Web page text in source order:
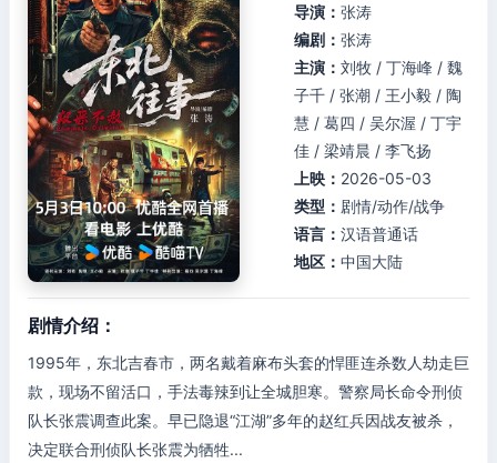
导演： 张涛
编剧： 张涛
主演： 刘牧 / 丁海峰 / 魏
子千 / 张潮 / 王小毅 / 陶
慧 / 葛四 / 吴尔渥 / 丁宇
佳 / 梁靖晨 / 李飞扬
上映： 2026-05-03
类型： 剧情/动作/战争
语言： 汉语普通话
地区： 中国大陆
剧情介绍：
1995年，东北吉春市，两名戴着麻布头套的悍匪连杀数人劫走巨
款，现场不留活口，手法毒辣到让全城胆寒。警察局长命令刑侦
队长张震调查此案。早已隐退“江湖”多年的赵红兵因战友被杀，
决定联合刑侦队长张震为牺牲...